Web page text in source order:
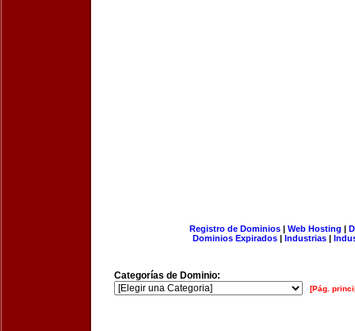
Registro de Dominios| Web Hosting |
Dominios Expirados | Industrias |
Categorías de Dominio:
[Pág.